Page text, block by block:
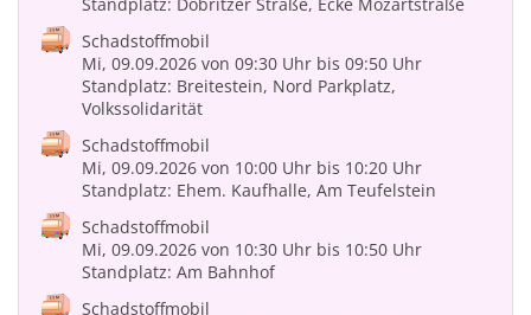
Schadstoffmobil
Mi, 09.09.2026 von 09:30 Uhr bis 09:50 Uhr
Standplatz: Breitestein, Nord Parkplatz,
Volkssolidarität
Schadstoffmobil
Mi, 09.09.2026 von 10:00 Uhr bis 10:20 Uhr
Standplatz: Ehem. Kaufhalle, Am Teufelstein
Schadstoffmobil
Mi, 09.09.2026 von 10:30 Uhr bis 10:50 Uhr
Standplatz: Am Bahnhof
Schadstoffmobil